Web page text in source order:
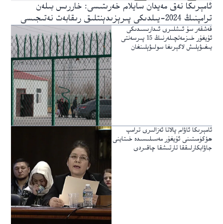
ئامېرىكا نەق مەيدان سايلام خەرىتىسى: خاررىس بىلەن
ترامپنىڭ 2024-يىلدىكى پىرېزىدېنتلىق رىقابەت نەتىجىسى
قەشقەر سۇ ئىشلىرى ئىدارىسىدىكى
ئۇيغۇر خىزمەتچىلەرنىڭ 15 پىرسەنتى
يىغىۋېلىش لاگېرىغا سولىۋېلىنغان
ئامېرىكا ئاۋام پالاتا ئەزالىرى ترامپ
ھۆكۈمىتىنى ئۇيغۇر مەسىلىسىدە خىتاينى
جاۋابكارلىققا تارتىشقا چاقىردى